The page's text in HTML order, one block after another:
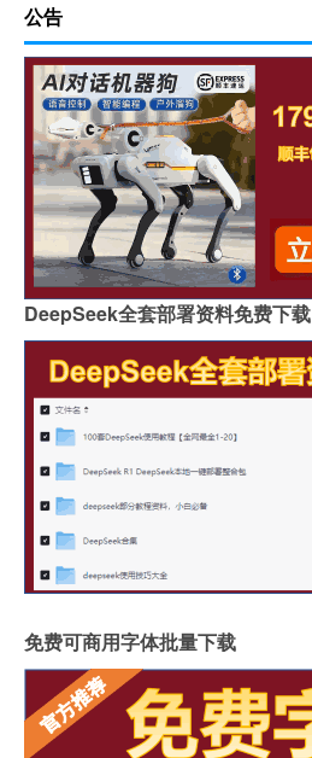
公告
DeepSeek全套部署资料免费下载
免费可商用字体批量下载